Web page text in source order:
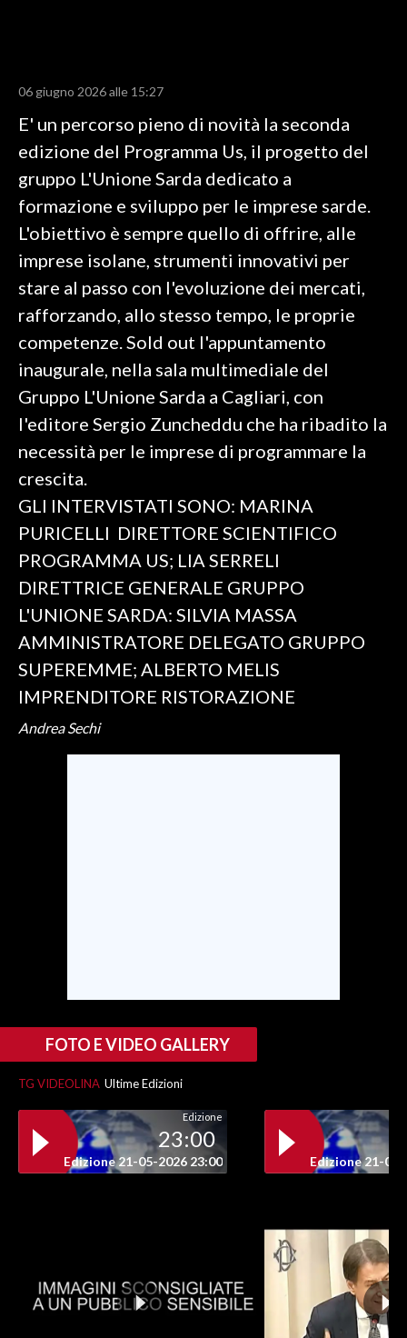
CALCIO
CULTURA
SPETTACOLI
GOSSIP
SALUTE
SARDI NEL MONDO
NOTIZIE
EVENTI
#CARAUNIONE
INSULARITÀ
06 giugno 2026 alle 15:27
E' un percorso pieno di novità la seconda
edizione del Programma Us, il progetto del
gruppo L'Unione Sarda dedicato a
formazione e sviluppo per le imprese sarde.
L'obiettivo è sempre quello di offrire, alle
imprese isolane, strumenti innovativi per
stare al passo con l'evoluzione dei mercati,
rafforzando, allo stesso tempo, le proprie
competenze. Sold out l'appuntamento
inaugurale, nella sala multimediale del
Gruppo L'Unione Sarda a Cagliari, con
l'editore Sergio Zuncheddu che ha ribadito la
necessità per le imprese di programmare la
crescita.
GLI INTERVISTATI SONO: MARINA
PURICELLI DIRETTORE SCIENTIFICO
PROGRAMMA US; LIA SERRELI
DIRETTRICE GENERALE GRUPPO
L'UNIONE SARDA: SILVIA MASSA
AMMINISTRATORE DELEGATO GRUPPO
SUPEREMME; ALBERTO MELIS
IMPRENDITORE RISTORAZIONE
Andrea Sechi
FOTO E VIDEO GALLERY
TG VIDEOLINA Ultime Edizioni
Edizione
23:00
Edizione 21-05-2026 23:00 Edizione 21-05-